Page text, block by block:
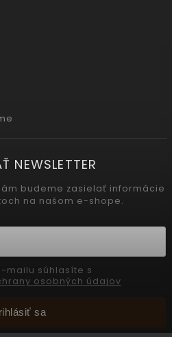
NEWSLETTER
budeme zasielať informácie
na našom e-shope.
osobných údajov
sa